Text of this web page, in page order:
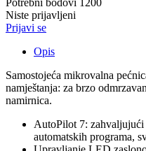
Potrebni bodovi 1200
Niste prijavljeni
Prijavi se
Opis
Samostojeća mikrovalna
namještanja: za brzo
namirnica.
AutoPilot 7:
automatskih programa,